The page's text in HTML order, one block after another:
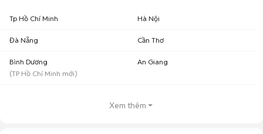
Tp Hồ Chí Minh Hà Nội
Đà Nẵng Cần Thơ
Bình Dương
(TP Hồ Chí Minh mới)
An Giang
Xem thêm